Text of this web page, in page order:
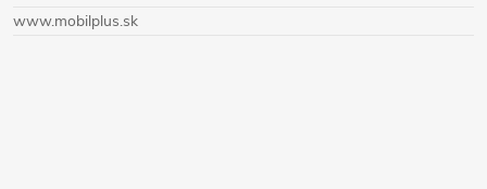
www.mobilplus.sk